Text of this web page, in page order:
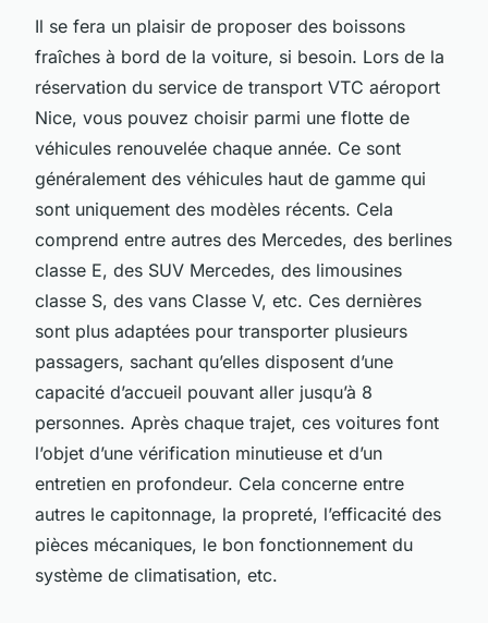
Il se fera un plaisir de proposer des boissons
fraîches à bord de la voiture, si besoin. Lors de la
réservation du service de transport VTC aéroport
Nice, vous pouvez choisir parmi une flotte de
véhicules renouvelée chaque année. Ce sont
généralement des véhicules haut de gamme qui
sont uniquement des modèles récents. Cela
comprend entre autres des Mercedes, des berlines
classe E, des SUV Mercedes, des limousines
classe S, des vans Classe V, etc. Ces dernières
sont plus adaptées pour transporter plusieurs
passagers, sachant qu’elles disposent d’une
capacité d’accueil pouvant aller jusqu’à 8
personnes. Après chaque trajet, ces voitures font
l’objet d’une vérification minutieuse et d’un
entretien en profondeur. Cela concerne entre
autres le capitonnage, la propreté, l’efficacité des
pièces mécaniques, le bon fonctionnement du
système de climatisation, etc.